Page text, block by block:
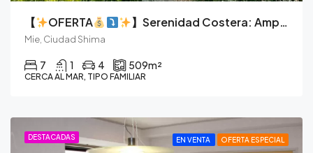
【 OFERTA 】Serenidad Costera: Amplia Finca de Hormigón de 7 Dormitorios en Shima
Mie, Ciudad Shima
7 1 4 509m²
CERCA AL MAR, TIPO FAMILIAR
DESTACADAS EN VENTA OFERTA ESPECIAL